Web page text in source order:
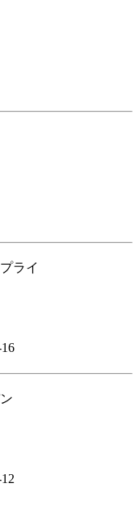
ライ